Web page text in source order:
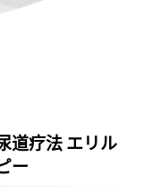
道疗法 エリル
ー